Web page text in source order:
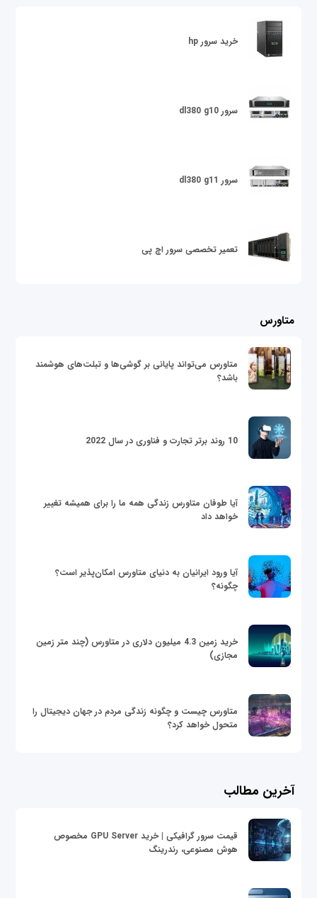
خرید سرور hp
سرور dl380 g10
سرور dl380 g11
تعمیر تخصصی سرور اچ پی
متاورس
متاورس می‌تواند پایانی بر گوشی‌ها و تبلت‌های هوشمند
باشد؟
10 روند برتر تجارت و فناوری در سال 2022
آیا طوفان متاورس زندگی همه ما را برای همیشه تغییر
خواهد داد
آیا ورود ایرانیان به دنیای متاورس امکان‌پذیر است؟
چگونه؟
خرید زمین 4.3 میلیون دلاری در متاورس (چند متر زمین
مجازی)
متاورس چیست و چگونه زندگی مردم در جهان دیجیتال را
متحول خواهد کرد؟
آخرین مطالب
قیمت سرور گرافیکی | خرید GPU Server مخصوص
هوش مصنوعی، رندرینگ